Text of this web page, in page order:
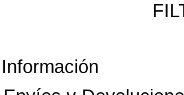
Información